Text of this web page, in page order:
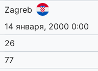
Zagreb
14 января, 2000 0:00
26
77